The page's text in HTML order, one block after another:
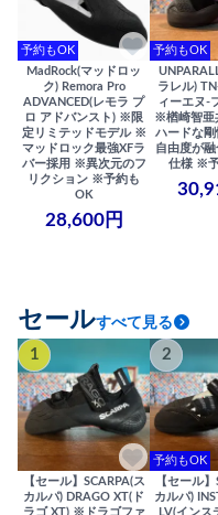
予約もOK
MadRock(マッドロッ
ク) Remora Pro
ADVANCED(レモラ プ
ロ アドバンスト) ※限
定リミテッドモデル ※
マッドロック最強XFラ
バー採用 ※異次元のフ
リクション ※予約も
OK
28,600円
予約もOK
ラレル)
ィーエヌ-
※楢崎智亜
ハードな剛
自由度が
仕様 ※
セールすべて見る
1
【セール】SCARPA(ス
カルパ) DRAGO XT(ド
ラゴ XT) ※ドラゴファ
2
予約もOK
【セール
カルパ)
LV(インス